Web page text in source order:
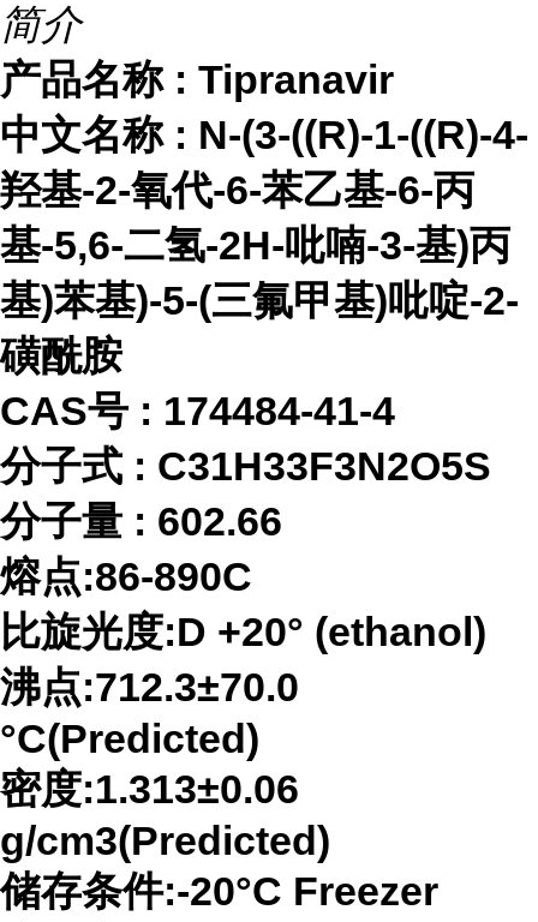
简介
产品名称 : Tipranavir
中文名称 : N-(3-((R)-1-((R)-4-
羟基-2-氧代-6-苯乙基-6-丙
基-5,6-二氢-2H-吡喃-3-基)丙
基)苯基)-5-(三氟甲基)吡啶-2-
磺酰胺
CAS号 : 174484-41-4
分子式 : C31H33F3N2O5S
分子量 : 602.66
熔点:86-890C
比旋光度:D +20° (ethanol)
沸点:712.3±70.0
°C(Predicted)
密度:1.313±0.06
g/cm3(Predicted)
储存条件:-20°C Freezer